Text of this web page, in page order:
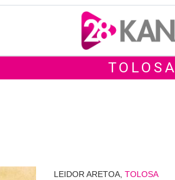
TOLOSA
LEIDOR ARETOA, TOLOSA